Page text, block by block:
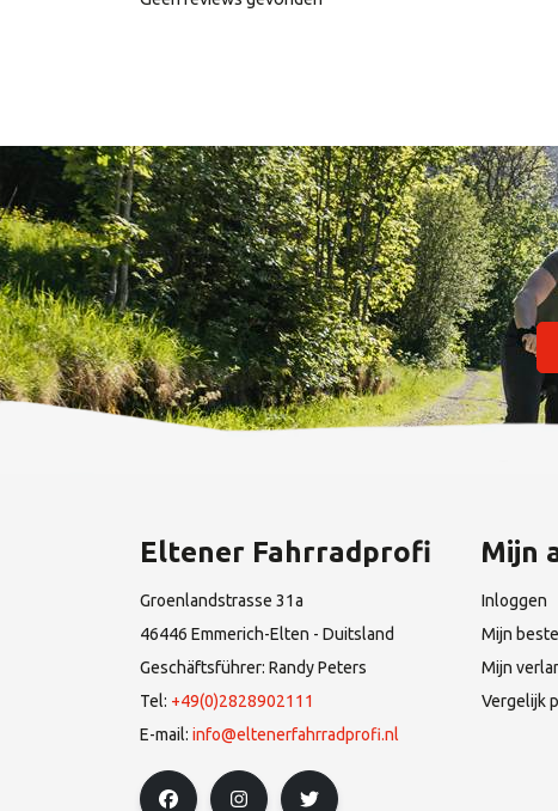
Eltener Fahrradprofi
Groenlandstrasse 31a
46446 Emmerich-Elten - Duitsland
Geschäftsführer: Randy Peters
Tel: +49(0)2828902111
E-mail: info@eltenerfahrradprofi.nl
Mijn
Inloggen
Mijn
Mijn
Vergelijk